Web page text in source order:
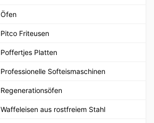
Öfen
Pitco Friteusen
Poffertjes Platten
Professionelle Softeismaschinen
Regenerationsöfen
Waffeleisen aus rostfreiem Stahl